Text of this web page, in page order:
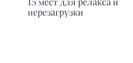
15 мест для релакса и
перезагрузки